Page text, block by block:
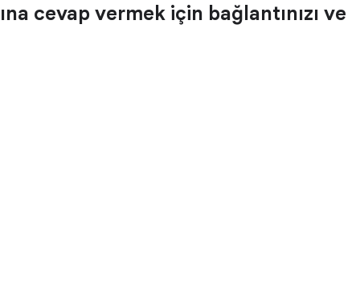
cevap vermek için bağlantınızı ve